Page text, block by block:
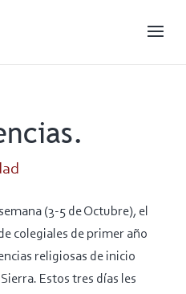
(3-5 de Octubre), el
colegiales de primer año
religiosas de inicio
Estos tres días les